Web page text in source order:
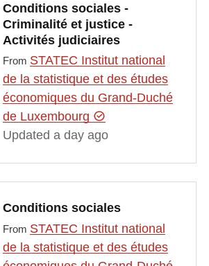
Conditions sociales -
Criminalité et justice -
Activités judiciaires
From STATEC Institut national
de la statistique et des études
économiques du Grand-Duché
de Luxembourg
Updated a day ago
Conditions sociales
From STATEC Institut national
de la statistique et des études